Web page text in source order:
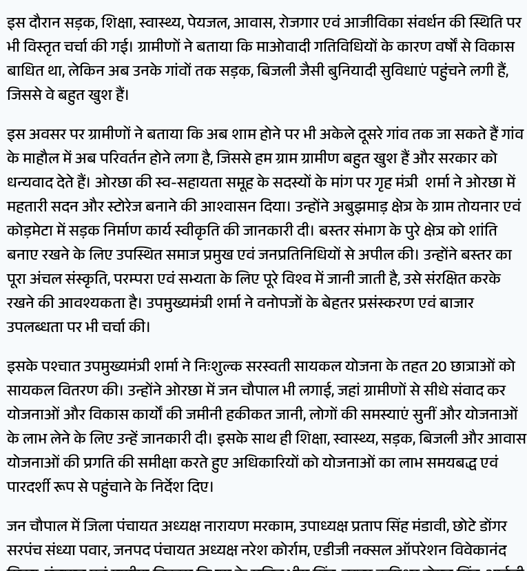
इस दौरान सड़क, शिक्षा, स्वास्थ्य, पेयजल, आवास, रोजगार एवं आजीविका संवर्धन की स्थिति पर
भी विस्तृत चर्चा की गई। ग्रामीणों ने बताया कि माओवादी गतिविधियों के कारण वर्षों से विकास
बाधित था, लेकिन अब उनके गांवों तक सड़क, बिजली जैसी बुनियादी सुविधाएं पहुंचने लगी हैं,
जिससे वे बहुत खुश हैं।
इस अवसर पर ग्रामीणों ने बताया कि अब शाम होने पर भी अकेले दूसरे गांव तक जा सकते हैं गांव
के माहौल में अब परिवर्तन होने लगा है, जिससे हम ग्राम ग्रामीण बहुत खुश हैं और सरकार को
धन्यवाद देते हैं। ओरछा की स्व-सहायता समूह के सदस्यों के मांग पर गृह मंत्री शर्मा ने ओरछा में
महतारी सदन और स्टोरेज बनाने की आश्वासन दिया। उन्होंने अबुझमाड़ क्षेत्र के ग्राम तोयनार एवं
कोड़मेटा में सड़क निर्माण कार्य स्वीकृति की जानकारी दी। बस्तर संभाग के पुरे क्षेत्र को शांति
बनाए रखने के लिए उपस्थित समाज प्रमुख एवं जनप्रतिनिधियों से अपील की। उन्होंने बस्तर का
पूरा अंचल संस्कृति, परम्परा एवं सभ्यता के लिए पूरे विश्व में जानी जाती है, उसे संरक्षित करके
रखने की आवश्यकता है। उपमुख्यमंत्री शर्मा ने वनोपजों के बेहतर प्रसंस्करण एवं बाजार
उपलब्धता पर भी चर्चा की।
इसके पश्चात उपमुख्यमंत्री शर्मा ने निःशुल्क सरस्वती सायकल योजना के तहत 20 छात्राओं को
सायकल वितरण की। उन्होंने ओरछा में जन चौपाल भी लगाई, जहां ग्रामीणों से सीधे संवाद कर
योजनाओं और विकास कार्यों की जमीनी हकीकत जानी, लोगों की समस्याएं सुनीं और योजनाओं
के लाभ लेने के लिए उन्हें जानकारी दी। इसके साथ ही शिक्षा, स्वास्थ्य, सड़क, बिजली और आवास
योजनाओं की प्रगति की समीक्षा करते हुए अधिकारियों को योजनाओं का लाभ समयबद्ध एवं
पारदर्शी रूप से पहुंचाने के निर्देश दिए।
जन चौपाल में जिला पंचायत अध्यक्ष नारायण मरकाम, उपाध्यक्ष प्रताप सिंह मंडावी, छोटे डोंगर
सरपंच संध्या पवार, जनपद पंचायत अध्यक्ष नरेश कोर्राम, एडीजी नक्सल ऑपरेशन विवेकानंद